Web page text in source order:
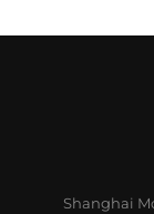
Shanghai